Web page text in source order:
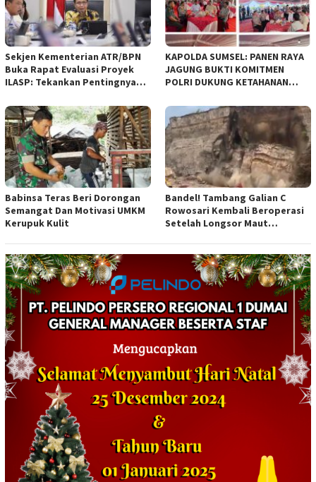
Bandung
Sekjen Kementerian ATR/BPN
Buka Rapat Evaluasi Proyek
ILASP: Tekankan Pentingnya
Anggaran
KAPOLDA SUMSEL: PANEN RAYA
JAGUNG BUKTI KOMITMEN
POLRI DUKUNG KETAHANAN
Babinsa Teras Beri Dorongan
Semangat Dan Motivasi UMKM
Kerupuk Kulit
Bandel! Tambang Galian C
Rowosari Kembali Beroperasi
Setelah Longsor Maut